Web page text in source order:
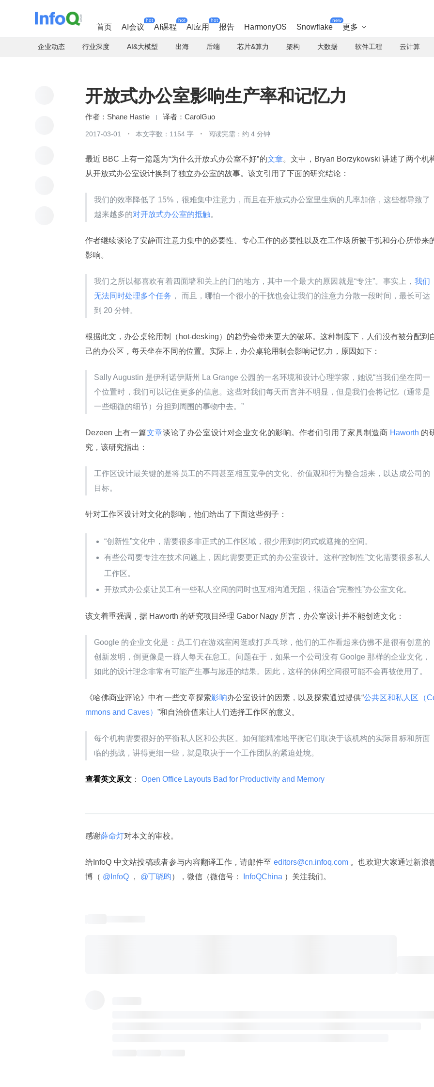
首页 AI会议
hot
AI课程
hot
AI应用
hot
报告 HarmonyOS Snowflake
new
更多 
企业动态 行业深度 AI&大模型 出海 后端 芯片&算力 架构 大数据 软件工程 云计算
开放式办公室影响生产率和记忆力
Shane Hastie CarolGuo
2017-03-01 本文字数：1154 字 阅读完需：约 4 分钟
最近 BBC 上有一篇题为“为什么开放式办公室不好”的文章。文中，Bryan Borzykowski 讲述了两个机
从开放式办公室设计换到了独立办公室的故事。该文引用了下面的研究结论：
我们的效率降低了 15%，很难集中注意力，而且在开放式办公室里生病的几率加倍，这些都导致了
越来越多的对开放式办公室的抵触。
作者继续谈论了安静而注意力集中的必要性、专心工作的必要性以及在工作场所被干扰和分心所带来
影响。
我们之所以都喜欢有着四面墙和关上的门的地方，其中一个最大的原因就是“专注”。事实上， 我们
无法同时处理多个任务 ， 而且，哪怕一个很小的干扰也会让我们的注意力分散一段时间，最长可达
到 20 分钟。
根据此文，办公桌轮用制（hot-desking）的趋势会带来更大的破坏。这种制度下，人们没有被分配到
己的办公区，每天坐在不同的位置。实际上，办公桌轮用制会影响记忆力，原因如下：
Sally Augustin 是伊利诺伊斯州 La Grange 公园的一名环境和设计心理学家，她说“当我们坐在同一
个位置时，我们可以记住更多的信息。这些对我们每天而言并不明显，但是我们会将记忆（通常是
一些细微的细节）分担到周围的事物中去。”
Dezeen 上有一篇文章谈论了办公室设计对企业文化的影响。作者们引用了家具制造商 Haworth 的
究，该研究指出：
工作区设计最关键的是将员工的不同甚至相互竞争的文化、价值观和行为整合起来，以达成公司的
目标。
针对工作区设计对文化的影响，他们给出了下面这些例子：
“创新性”文化中，需要很多非正式的工作区域，很少用到封闭式或遮掩的空间。
有些公司要专注在技术问题上，因此需要更正式的办公室设计。这种“控制性”文化需要很多私人
工作区。
开放式办公桌让员工有一些私人空间的同时也互相沟通无阻，很适合“完整性”办公室文化。
该文着重强调，据 Haworth 的研究项目经理 Gabor Nagy 所言，办公室设计并不能创造文化：
Google 的企业文化是：员工们在游戏室闲逛或打乒乓球，他们的工作看起来仿佛不是很有创意的
创新发明，倒更像是一群人每天在怠工。问题在于，如果一个公司没有 Goolge 那样的企业文化，
如此的设计理念非常有可能产生事与愿违的结果。因此，这样的休闲空间很可能不会再被使用了。
《哈佛商业评论》中有一些文章探索影响办公室设计的因素，以及探索通过提供“公共区和私人区（
mmons and Caves） ”和自治价值来让人们选择工作区的意义。
每个机构需要很好的平衡私人区和公共区。如何能精准地平衡它们取决于该机构的实际目标和所面
临的挑战，讲得更细一些，就是取决于一个工作团队的紧迫处境。
查看英文原文 ： Open Office Layouts Bad for Productivity and Memory
感谢薛命灯对本文的审校。
给InfoQ 中文站投稿或者参与内容翻译工作，请邮件至 editors@cn.infoq.com 。也欢迎大家通过新浪
博（ @InfoQ ， @丁晓昀），微信（微信号： InfoQChina ）关注我们。